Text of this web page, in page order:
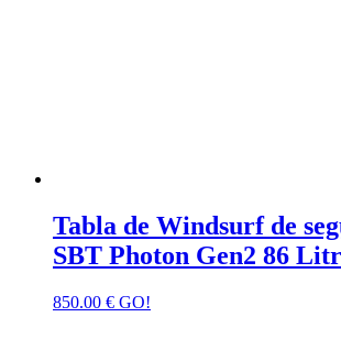
Tabla de Windsurf de
SBT Photon Gen2 86
850.00 € GO!